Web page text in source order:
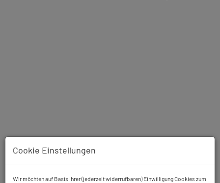
Cookie Einstellungen
Wir möchten auf Basis Ihrer (jederzeit widerrufbaren) Einwilligung Cookies zum